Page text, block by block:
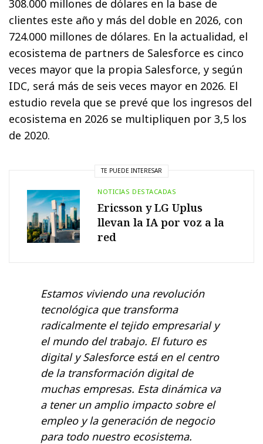
308.000 millones de dólares en la base de
clientes este año y más del doble en 2026, con
724.000 millones de dólares. En la actualidad, el
ecosistema de partners de Salesforce es cinco
veces mayor que la propia Salesforce, y según
IDC, será más de seis veces mayor en 2026. El
estudio revela que se prevé que los ingresos del
ecosistema en 2026 se multipliquen por 3,5 los
de 2020.
TE PUEDE INTERESAR
NOTICIAS DESTACADAS
Ericsson y LG Uplus
llevan la IA por voz a la
red
Estamos viviendo una revolución
tecnológica que transforma
radicalmente el tejido empresarial y
el mundo del trabajo. El futuro es
digital y Salesforce está en el centro
de la transformación digital de
muchas empresas. Esta dinámica va
a tener un amplio impacto sobre el
empleo y la generación de negocio
para todo nuestro ecosistema.